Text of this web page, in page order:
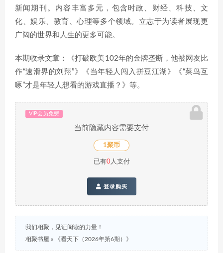
新闻期刊。内容丰富多元，包含时政、财经、科技、文
化、娱乐、教育、心理等多个领域。立志于为读者展现更
广阔的世界和人生的更多可能。
本期收录文章：《打破欧美102年的金牌垄断，他被网友比
作“速滑界的刘翔”》《当年轻人闯入拼豆江湖》《“菜鸟互
啄”才是年轻人想看的游戏直播？》等。
VIP会员免费
当前隐藏内容需要支付
1聚币
已有0人支付
登录购买
我们相聚，见证阅读的力量！
相聚书屋 » 《看天下（2026年第6期）》